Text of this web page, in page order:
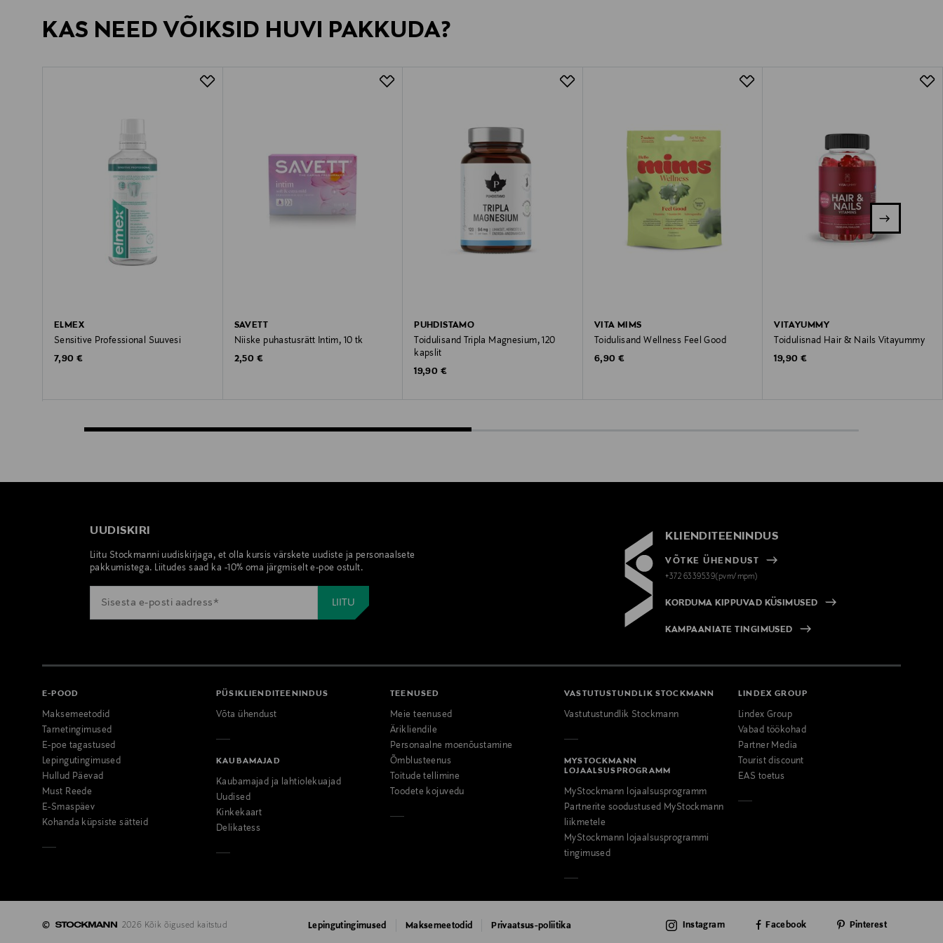
KAS NEED VÕIKSID HUVI PAKKUDA?
ELMEX
Sensitive Professional Suuvesi
Original Price
7,90 €
SAVETT
Niiske puhastusrätt Intim, 10 tk
Original Price
2,50 €
PUHDISTAMO
Toidulisand Tripla Magnesium, 120
kapslit
Original Price
19,90 €
VITA MIMS
Toidulisand Wellness Feel Good
Original Price
6,90 €
VITAYUMMY
Toidulisnad Hair & Nails Vitayummy
Original Price
19,90 €
UUDISKIRI
Liitu Stockmanni uudiskirjaga, et olla kursis värskete uudiste ja personaalsete
pakkumistega. Liitudes saad ka -10% oma järgmiselt e-poe ostult.
KLIENDITEENINDUS
VÕTKE ÜHENDUST
+372 6339539(pvm/mpm)
KORDUMA KIPPUVAD KÜSIMUSED
KAMPAANIATE TINGIMUSED
E-POOD
Maksemeetodid
Tarnetingimused
E-poe tagastused
Lepingutingimused
Hullud Päevad
Must Reede
E-Smaspäev
Kohanda küpsiste sätteid
PÜSIKLIENDITEENINDUS
Võta ühendust
KAUBAMAJAD
Kaubamajad ja lahtiolekuajad
Uudised
Kinkekaart
Delikatess
TEENUSED
Meie teenused
Ärikliendile
Personaalne moenõustamine
Õmblusteenus
Toitude tellimine
Toodete kojuvedu
VASTUTUSTUNDLIK STOCKMANN
Vastutustundlik Stockmann
MYSTOCKMANN
LOJAALSUSPROGRAMM
MyStockmann lojaalsusprogramm
Partnerite soodustused MyStockmann
liikmetele
MyStockmann lojaalsusprogrammi
tingimused
LINDEX GROUP
Lindex Group
Vabad töökohad
Partner Media
Tourist discount
EAS toetus
© 2026 Kõik õigused kaitstud Lepingutingimused Maksemeetodid Privaatsus-poliitika Instagram Facebook Pinterest